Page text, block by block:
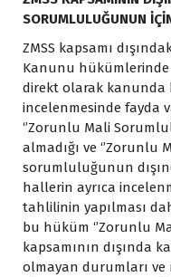
SORUMLULUĞUNUN
ZMSS kapsamı
Kanunu hükümlerinde
direkt olarak
incelenmesinde fayda
‘’Zorunlu Mali
almadığı ve ‘’Zorunlu
sorumluluğunun
hallerin ayrıca
tahlilinin yapılması
bu hüküm ‘’Zorunlu
kapsamının dışında
olmayan durumları ve